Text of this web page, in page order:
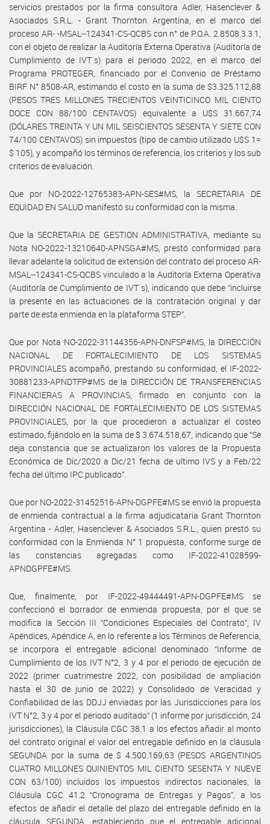
servicios prestados por la firma consultora Adler, Hasenclever &
Asociados S.R.L. - Grant Thornton Argentina, en el marco del
proceso AR- -MSAL--124341-CS-QCBS con n° de P.O.A. 2.8508.3.3.1,
con el objeto de realizar la Auditoría Externa Operativa (Auditoría de
Cumplimiento de IVT´s) para el periodo 2022, en el marco del
Programa PROTEGER, financiado por el Convenio de Préstamo
BIRF N° 8508-AR, estimando el costo en la suma de $3.325.112,88
(PESOS TRES MILLONES TRECIENTOS VEINTICINCO MIL CIENTO
DOCE CON 88/100 CENTAVOS) equivalente a U$S 31.667,74
(DÓLARES TREINTA Y UN MIL SEISCIENTOS SESENTA Y SIETE CON
74/100 CENTAVOS) sin impuestos (tipo de cambio utilizado U$S 1=
$ 105), y acompañó los términos de referencia, los criterios y los sub
criterios de evaluación.
Que por NO-2022-12765383-APN-SES#MS, la SECRETARIA DE
EQUIDAD EN SALUD manifestó su conformidad con la misma.
Que la SECRETARIA DE GESTION ADMINISTRATIVA, mediante su
Nota NO-2022-13210640-APNSGA#MS, prestó conformidad para
llevar adelante la solicitud de extensión del contrato del proceso AR-
MSAL--124341-CS-QCBS vinculado a la Auditoría Externa Operativa
(Auditoría de Cumplimiento de IVT´s), indicando que debe “incluirse
la presente en las actuaciones de la contratación original y dar
parte de esta enmienda en la plataforma STEP”.
Que por Nota NO-2022-31144356-APN-DNFSP#MS, la DIRECCIÓN
NACIONAL DE FORTALECIMIENTO DE LOS SISTEMAS
PROVINCIALES acompañó, prestando su conformidad, el IF-2022-
30881233-APNDTFP#MS de la DIRECCIÓN DE TRANSFERENCIAS
FINANCIERAS A PROVINCIAS, firmado en conjunto con la
DIRECCIÓN NACIONAL DE FORTALECIMIENTO DE LOS SISTEMAS
PROVINCIALES, por la que procedieron a actualizar el costeo
estimado, fijándolo en la suma de $ 3.674.518,67, indicando que “Se
deja constancia que se actualizaron los valores de la Propuesta
Económica de Dic/2020 a Dic/21 fecha de ultimo IVS y a Feb/22
fecha del último IPC publicado”.
Que por NO-2022-31452516-APN-DGPFE#MS se envió la propuesta
de enmienda contractual a la firma adjudicataria Grant Thornton
Argentina - Adler, Hasenclever & Asociados S.R.L., quien prestó su
conformidad con la Enmienda N° 1 propuesta, conforme surge de
las constancias agregadas como IF-2022-41028599-
APNDGPFE#MS.
Que, finalmente, por IF-2022-49444491-APN-DGPFE#MS se
confeccionó el borrador de enmienda propuesta, por el que se
modifica la Sección III “Condiciones Especiales del Contrato”, IV
Apéndices, Apéndice A, en lo referente a los Términos de Referencia,
se incorpora el entregable adicional denominado “Informe de
Cumplimiento de los IVT N°2, 3 y 4 por el periodo de ejecución de
2022 (primer cuatrimestre 2022, con posibilidad de ampliación
hasta el 30 de junio de 2022) y Consolidado de Veracidad y
Confiabilidad de las DDJJ enviadas por las Jurisdicciones para los
IVT N°2, 3 y 4 por el periodo auditado” (1 informe por jurisdicción, 24
jurisdicciones), la Cláusula CGC 38.1 a los efectos añadir al monto
del contrato original el valor del entregable definido en la cláusula
SEGUNDA por la suma de $ 4.500.169,63 (PESOS ARGENTINOS
CUATRO MILLONES QUINIENTOS MIL CIENTO SESENTA Y NUEVE
CON 63/100) incluidos los impuestos indirectos nacionales, la
Cláusula CGC 41.2 “Cronograma de Entregas y Pagos”, a los
efectos de añadir el detalle del plazo del entregable definido en la
cláusula SEGUNDA, estableciendo que el entregable adicional